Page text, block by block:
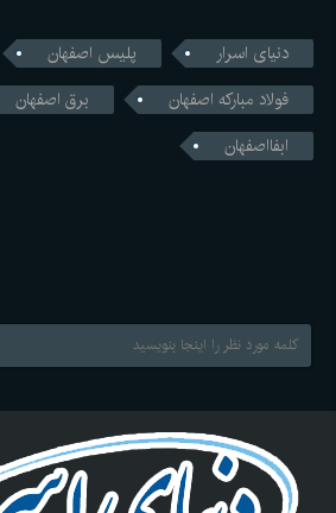
دنیای اسرار
پلیس اصفهان
فولاد مبارکه اصفهان
برق اصفهان
ابفااصفهان